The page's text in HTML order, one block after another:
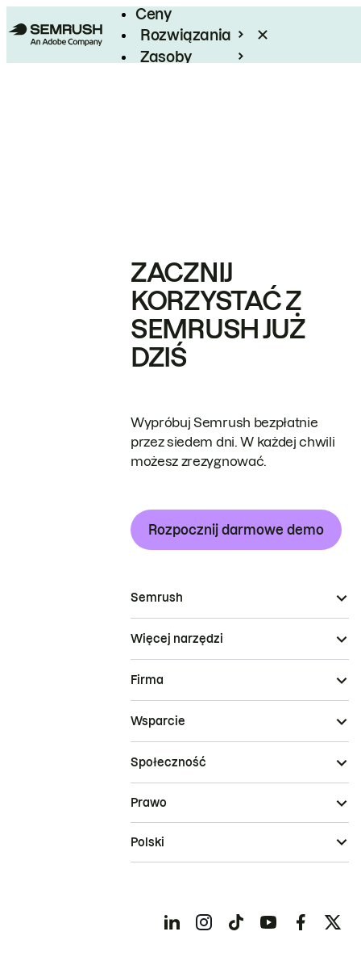
Ceny
Rozwiązania
Zasoby
ZACZNIJ
KORZYSTAĆ Z
SEMRUSH JUŻ
DZIŚ
Wypróbuj Semrush bezpłatnie
przez siedem dni. W każdej chwili
możesz zrezygnować.
Rozpocznij darmowe demo
Semrush
Więcej narzędzi
Firma
Wsparcie
Społeczność
Prawo
Polski